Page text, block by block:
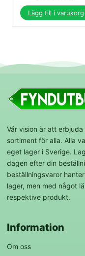
Lägg till i varukorg
Vår vision är att
sortiment för alla. Alla
eget lager i Sverige.
dagen efter din
beställningsvaror
lager, men med något
respektive produkt.
Information
Om oss